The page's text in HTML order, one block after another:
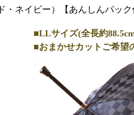
ド・ネイビー）【あんしんパッ
■LLサイズ(全長約
■おまかせカットご希望